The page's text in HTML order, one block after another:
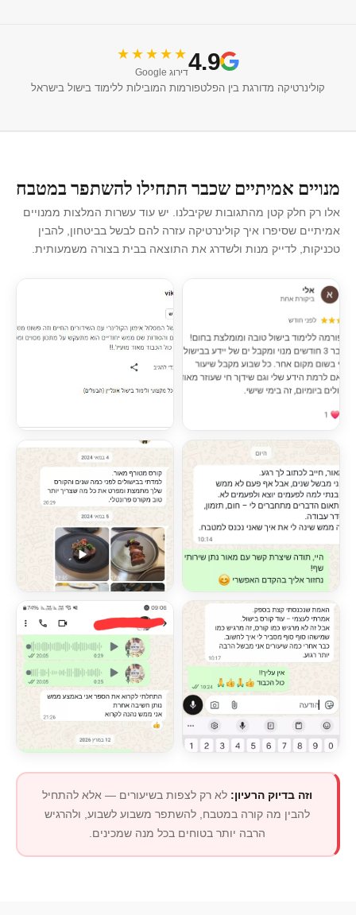
4.9
★★★★★
דירוג Google
קולינרטיקה מדורגת בין הפלטפורמות המובילות ללימוד בישול בישראל
מנויים אמיתיים שכבר התחילו להשתפר במטבח
אלו רק חלק קטן מהתגובות שקיבלנו. יש עוד עשרות המלצות ממנויים
אמיתיים שסיפרו איך קולינרטיקה עזרה להם לבשל בביטחון, להבין
טכניקות, לדייק מנות ולשדרג את התוצאה בבית בצורה משמעותית.
וזה בדיוק הרעיון: לא רק לצפות בשיעורים — אלא להתחיל
להבין מה קורה במטבח, להשתפר משבוע לשבוע, ולהרגיש
הרבה יותר בטוחים בכל מנה שמכינים.